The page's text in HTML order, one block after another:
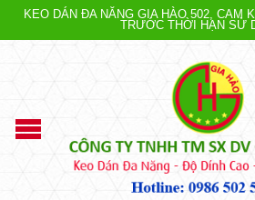
KEO DÁN ĐA NĂNG GIA HÀO 502, CAM
TRƯỚC THỜI HẠN SỬ